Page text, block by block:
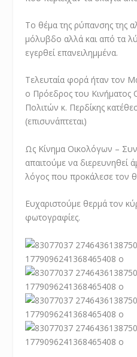
Το θέμα της ρύπανσης της
μόλυβδο αλλά και από τα
εγερθεί επανειλημμένα.
Τελευταία φορά ήταν τον
ο Πρόεδρος του Κινήματος
Πολιτών κ. Περδίκης
(επισυνάπτεται)
Ως Κίνημα Οικολόγων –
απαιτούμε να διερευνηθεί
λόγος που προκάλεσε τον
Ευχαριστούμε θερμά τον
φωτογραφίες.